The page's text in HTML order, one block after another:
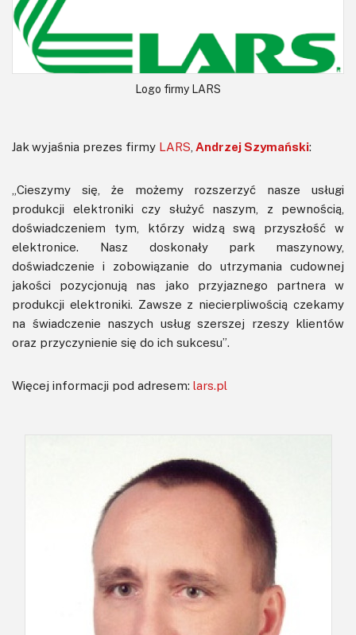
Logo firmy LARS
Jak wyjaśnia prezes firmy LARS Andrzej Szymański:
„Cieszymy się, że możemy rozszerzyć nasze usługi
produkcji elektroniki czy służyć naszym, z pewnością,
doświadczeniem tym, którzy widzą swą przyszłość w
elektronice. Nasz doskonały park maszynowy,
doświadczenie i zobowiązanie do utrzymania cudownej
jakości pozycjonują nas jako przyjaznego partnera w
produkcji elektroniki. Zawsze z niecierpliwością czekamy
na świadczenie naszych usług szerszej rzeszy klientów
oraz przyczynienie się do ich sukcesu”.
Więcej informacji pod adresem: lars.pl